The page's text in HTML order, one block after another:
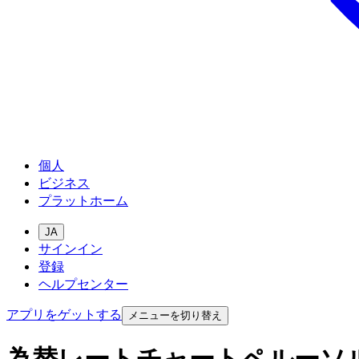
個人
ビジネス
プラットホーム
JA
サインイン
登録
ヘルプセンター
アプリをゲットする
メニューを切り替え